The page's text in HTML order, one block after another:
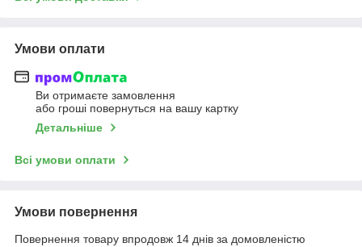
Умови оплати
Ви отримаєте замовлення
або гроші повернуться на вашу картку
Детальніше
Всі умови оплати
Умови повернення
Повернення товару впродовж 14 днів за домовленістю